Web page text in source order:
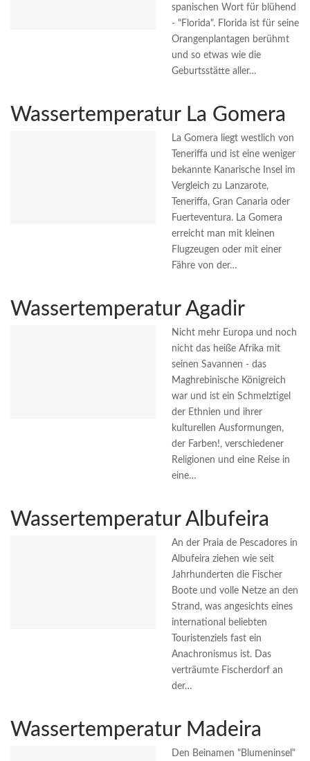
spanischen Wort für blühend
- "Florida". Florida ist für seine
Orangenplantagen berühmt
und so etwas wie die
Geburtsstätte aller…
Wassertemperatur La Gomera
La Gomera liegt westlich von
Teneriffa und ist eine weniger
bekannte Kanarische Insel im
Vergleich zu Lanzarote,
Teneriffa, Gran Canaria oder
Fuerteventura. La Gomera
erreicht man mit kleinen
Flugzeugen oder mit einer
Fähre von der…
Wassertemperatur Agadir
Nicht mehr Europa und noch
nicht das heiße Afrika mit
seinen Savannen - das
Maghrebinische Königreich
war und ist ein Schmelztigel
der Ethnien und ihrer
kulturellen Ausformungen,
der Farben!, verschiedener
Religionen und eine Reise in
eine…
Wassertemperatur Albufeira
An der Praia de Pescadores in
Albufeira ziehen wie seit
Jahrhunderten die Fischer
Boote und volle Netze an den
Strand, was angesichts eines
international beliebten
Touristenziels fast ein
Anachronismus ist. Das
verträumte Fischerdorf an
der…
Wassertemperatur Madeira
Den Beinamen "Blumeninsel"